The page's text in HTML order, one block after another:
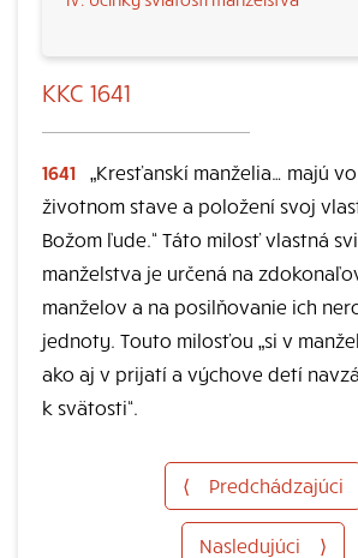
KKC 1641
1641 „Kresťanskí manželia… majú
životnom stave a položení svoj
Božom ľude.“ Táto milosť vlastná
manželstva je určená na
manželov a na posilňovanie ich
jednoty. Touto milosťou „si v
ako aj v prijatí a výchove detí
k svätosti“.
⟨ Predchádzajúci
Nasledujúci ⟩